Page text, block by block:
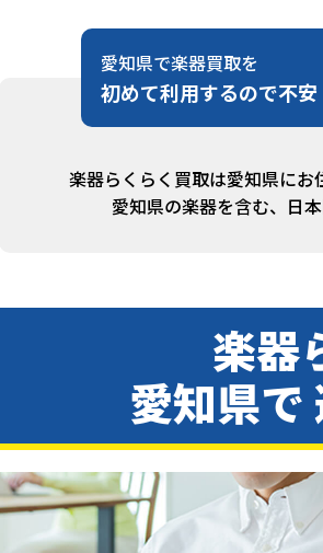
愛知県で楽器買取を
初めて利用するので不安
楽器らくらく買取は愛知県にお
愛知県の楽器を含む、日
楽器
愛知県で